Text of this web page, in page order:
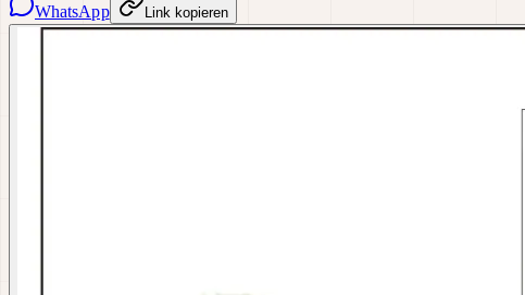
WhatsApp Link kopieren